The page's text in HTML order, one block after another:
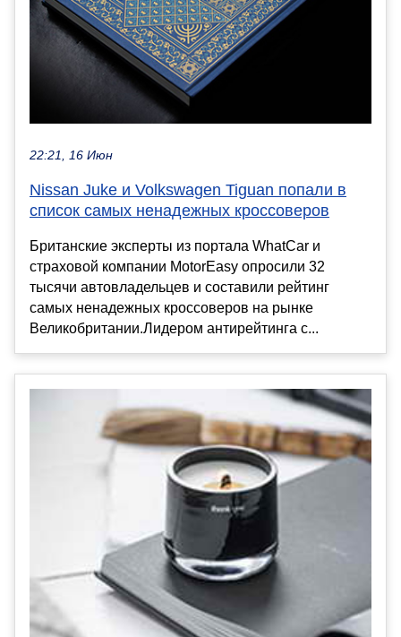
22:21, 16 Июн
Nissan Juke и Volkswagen Tiguan попали в
список самых ненадежных кроссоверов
Британские эксперты из портала WhatCar и
страховой компании MotorEasy опросили 32
тысячи автовладельцев и составили рейтинг
самых ненадежных кроссоверов на рынке
Великобритании.Лидером антирейтинга с...